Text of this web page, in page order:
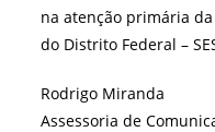
na atenção primária
do Distrito Federal –
Rodrigo Miranda
Assessoria de